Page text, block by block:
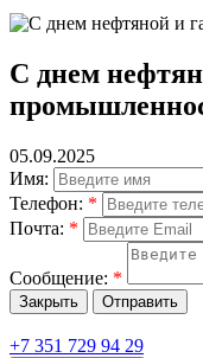
С днем
05.09.2025
Имя:
Телефон: *
Почта: *
Сообщение: *
Закрыть Отправить
+7 351 729 94 29